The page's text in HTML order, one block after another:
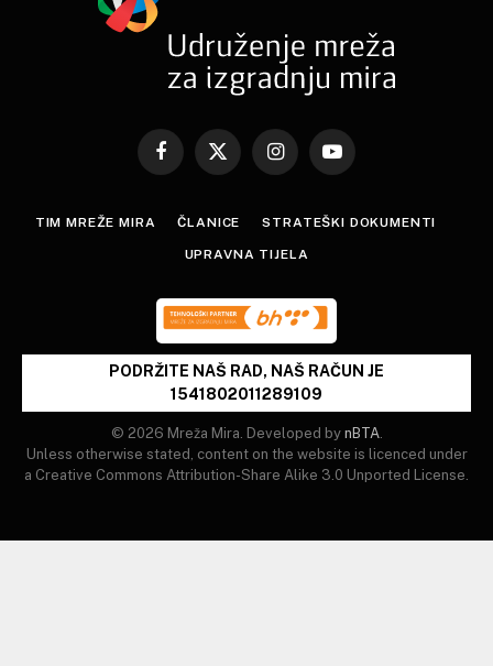
Facebook
X
InstagramYouTube
TIM MREŽE MIRA ČLANICE STRATEŠKI DOKUMENTI
UPRAVNA TIJELA
PODRŽITE NAŠ RAD, NAŠ RAČUN JE
1541802011289109
© 2026 Mreža Mira. Developed by nBTA.
Unless otherwise stated, content on the website is licenced under
a Creative Commons Attribution-Share Alike 3.0 Unported License.